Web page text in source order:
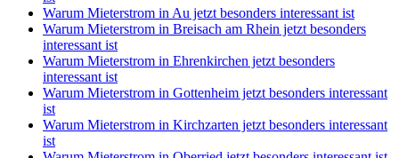
Warum Mieterstrom in Au jetzt besonders interessant ist
Warum Mieterstrom in Breisach am Rhein jetzt besonders
interessant ist
Warum Mieterstrom in Ehrenkirchen jetzt besonders
interessant ist
Warum Mieterstrom in Gottenheim jetzt besonders interessant
ist
Warum Mieterstrom in Kirchzarten jetzt besonders interessant
ist